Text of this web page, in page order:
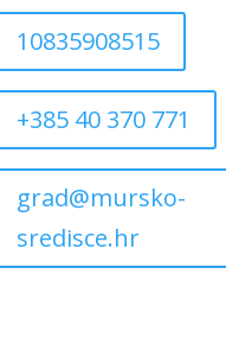
10835908515
+385 40 370 771
grad@mursko-
sredisce.hr